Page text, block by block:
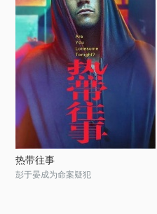
热带往事
彭于晏成为命案疑犯